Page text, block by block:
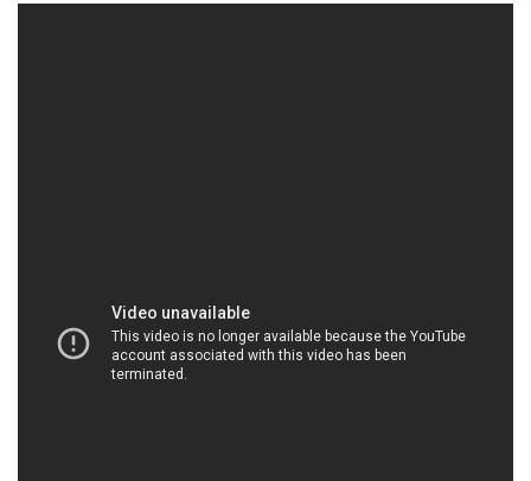
Công ty hóa chất Đắc Trường Phát tự hào là một
đơn vị uy tín và chuyên nghiệp trong lĩnh vực cung